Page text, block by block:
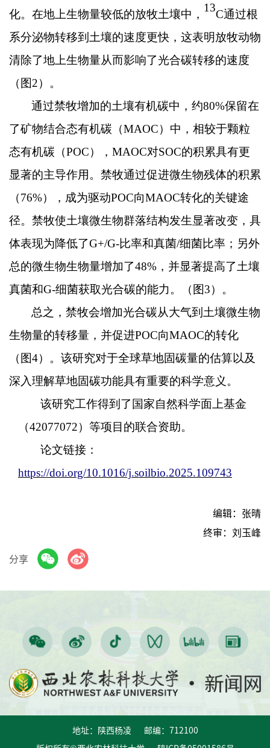
化。在地上生物量较低的放牧土壤中，
13
C通过根
系分泌物转移到土壤的速度更快，这表明放牧动物
清除了地上生物量从而影响了光合碳转移的速度
（图2）。
通过禁牧增加的土壤有机碳中，约80%保留在
了矿物结合态有机碳（MAOC）中，相较于颗粒
态有机碳（POC）， MAOC对SOC的积累具有更
显著的主导作用。禁牧通过促进微生物残体的积累
（76%），成为驱动POC向MAOC转化的关键途
径。禁牧使土壤微生物群落结构发生显著改变，具
体表现为降低了G+/G-比率和真菌/细菌比率；另外
总的微生物生物量增加了48% ，并显著提高了土壤
真菌和G-细菌获取光合碳的能力。（图3）。
总之，禁牧会增加光合碳从大气到土壤微生物
生物量的转移量，并促进POC向MAOC的转化
（图4）。该研究对于全球草地固碳量的估算以及
深入理解草地固碳功能具有重要的科学意义。
该研究工作得到了国家自然科学面上基金
（42077072）等项目的联合资助。
论文链接：
https://doi.org/10.1016/j.soilbio.2025.109743
编辑：张晴
终审：刘玉峰
分享
地址：陕西杨凌 邮编：712100